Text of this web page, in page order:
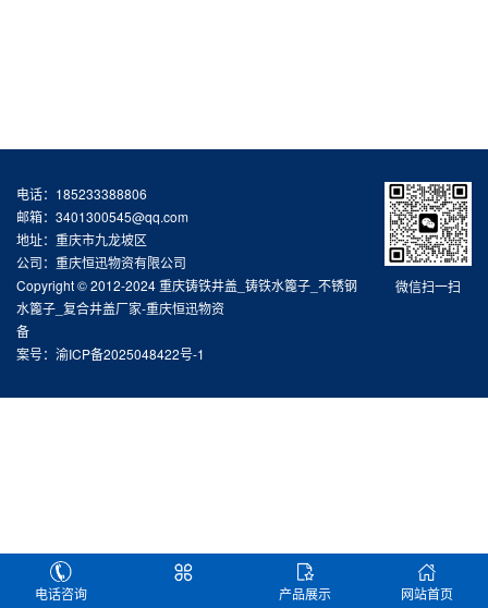
微信扫一扫
电话：185233388806
邮箱：3401300545@qq.com
地址：重庆市九龙坡区
公司：重庆恒迅物资有限公司
Copyright © 2012-2024 重庆铸铁井盖_铸铁水篦子_不锈钢
水篦子_复合井盖厂家-重庆恒迅物资
备
案号：渝ICP备2025048422号-1
电话咨询 产品展示 网站首页